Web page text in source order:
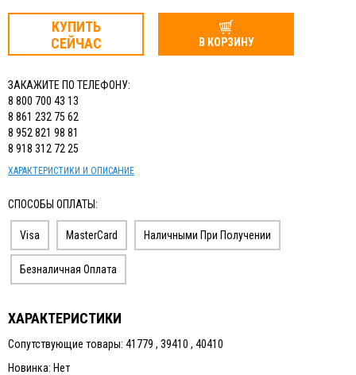
КУПИТЬ
СЕЙЧАС
В КОРЗИНУ
ЗАКАЖИТЕ ПО ТЕЛЕФОНУ:
8 800 700 43 13
8 861 232 75 62
8 952 821 98 81
8 918 312 72 25
ХАРАКТЕРИСТИКИ И ОПИСАНИЕ
СПОСОБЫ ОПЛАТЫ:
Visa MasterCard Наличными При Получении
Безналичная Оплата
ХАРАКТЕРИСТИКИ
Сопутствующие товары: 41779 , 39410 , 40410
Новинка: Нет